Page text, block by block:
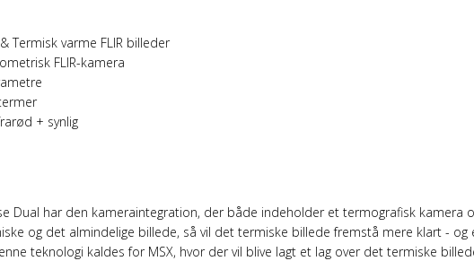
Termisk varme FLIR billeder
FLIR-kamera
+ synlig
Dual har den kameraintegration, der både indeholder et termografisk kamera
og det almindelige billede, så vil det termiske billede fremstå mere klart -
teknologi kaldes for MSX, hvor der vil blive lagt et lag over det termiske